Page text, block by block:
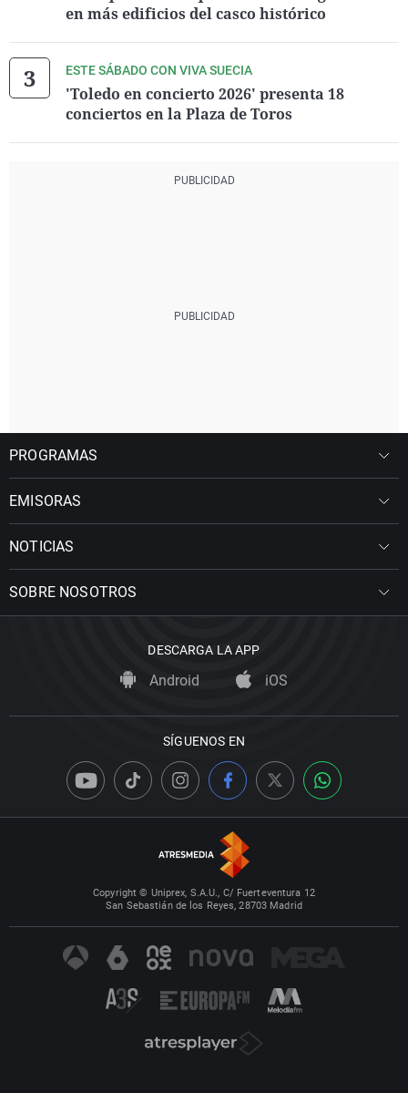
en más edificios del casco histórico
ESTE SÁBADO CON VIVA SUECIA
'Toledo en concierto 2026' presenta 18
conciertos en la Plaza de Toros
PROGRAMAS
EMISORAS
NOTICIAS
SOBRE NOSOTROS
DESCARGA LA APP
Android iOS
SÍGUENOS EN
Copyright © Uniprex, S.A.U., C/ Fuerteventura 12
San Sebastián de los Reyes, 28703 Madrid